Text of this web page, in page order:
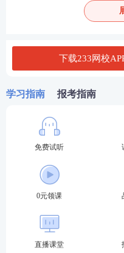
资格考试
成绩查询。
36个月有效期！
2022
布之日起施行。根据细
适用本规则，成绩长期
6个月。
测试细则规定了在新规
下载233网校
学习指南 报考指南
免费试听
0元领课
直播课堂